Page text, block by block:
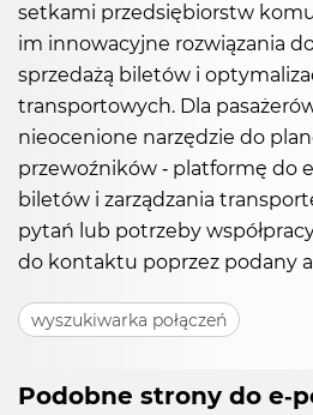
setkami przedsiębiorstw
im innowacyjne rozwiązania
sprzedażą biletów i
transportowych. Dla
nieocenione narzędzie do
przewoźników - platformę do
biletów i zarządzania
pytań lub potrzeby
do kontaktu poprzez podany
wyszukiwarka połączeń
Podobne strony do e-